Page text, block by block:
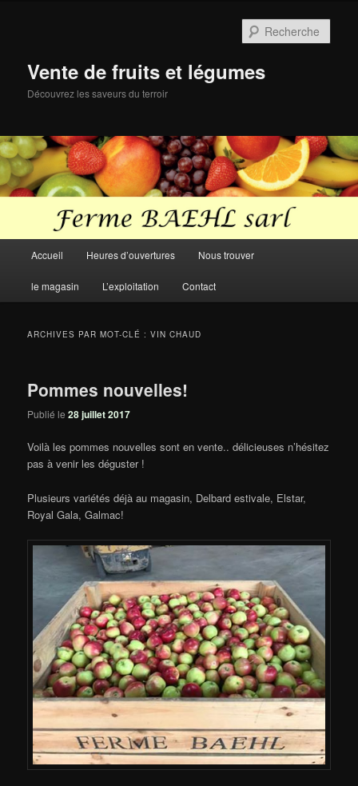
Vente de fruits et légumes
Découvrez les saveurs du terroir
principal
Accueil Heures d’ouvertures Nous trouver
le magasin L’exploitation Contact
ARCHIVES PAR MOT-CLÉ :VIN CHAUD
Pommes nouvelles!
Publié le28 juillet 2017
Voilà les pommes nouvelles sont en vente.. délicieuses n’hésitez
pas à venir les déguster !
Plusieurs variétés déjà au magasin, Delbard estivale, Elstar,
Royal Gala, Galmac!